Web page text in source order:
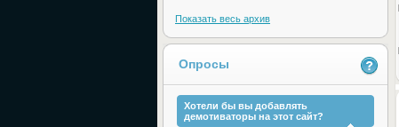
Показать весь архив
Опросы
Хотели бы вы добавлять
демотиваторы на этот сайт?